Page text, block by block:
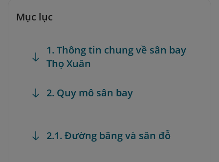
Mục lục
1. Thông tin chung về sân bay
Thọ Xuân
2. Quy mô sân bay
2.1. Đường băng và sân đỗ